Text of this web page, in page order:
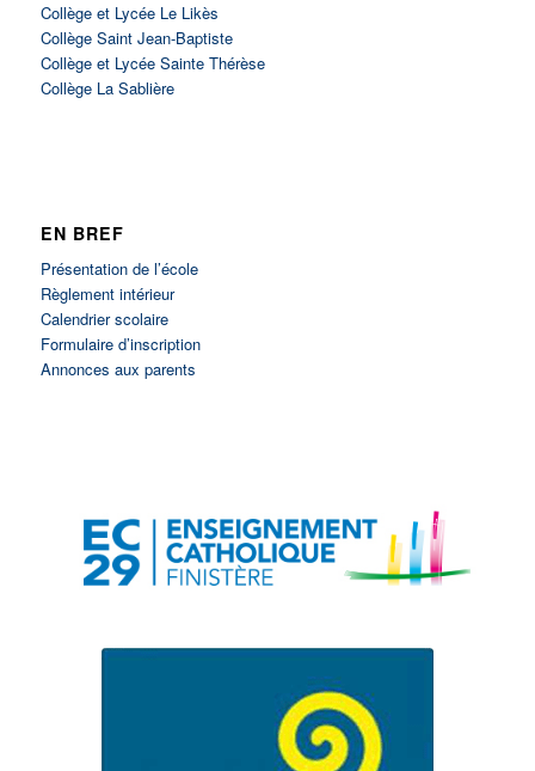
Collège et Lycée Le Likès
Collège Saint Jean-Baptiste
Collège et Lycée Sainte Thérèse
Collège La Sablière
EN BREF
Présentation de l’école
Règlement intérieur
Calendrier scolaire
Formulaire d’inscription
Annonces aux parents